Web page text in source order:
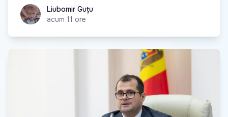
Liubomir Guțu
Liubomir Guțu
acum 11 ore